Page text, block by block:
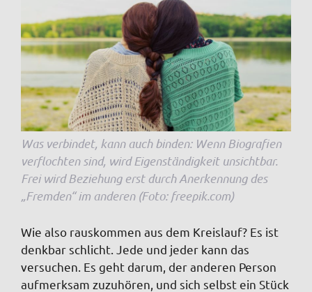
Was verbindet, kann auch binden: Wenn Biografien
verflochten sind, wird Eigenständigkeit unsichtbar.
Frei wird Beziehung erst durch Anerkennung des
„Fremden“ im anderen (Foto: freepik.com)
Wie also rauskommen aus dem Kreislauf? Es ist
denkbar schlicht. Jede und jeder kann das
versuchen. Es geht darum, der anderen Person
aufmerksam zuzuhören, und sich selbst ein Stück